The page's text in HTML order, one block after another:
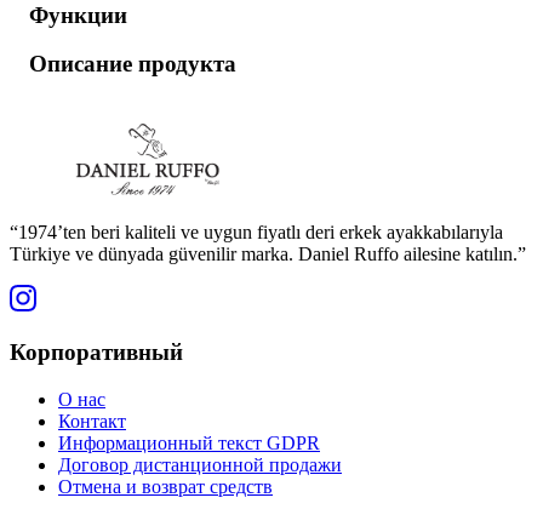
Функции
Описание продукта
“1974’ten beri kaliteli ve uygun fiyatlı deri erkek ayakkabılarıyla
Türkiye ve dünyada güvenilir marka. Daniel Ruffo ailesine katılın.”
Корпоративный
О нас
Контакт
Информационный текст GDPR
Договор дистанционной продажи
Отмена и возврат средств